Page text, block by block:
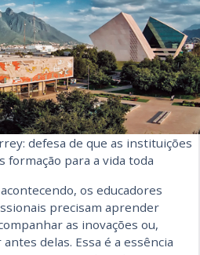
defesa de que as instituições
formação para a vida toda
os educadores
precisam aprender
as inovações ou,
delas. Essa é a essência